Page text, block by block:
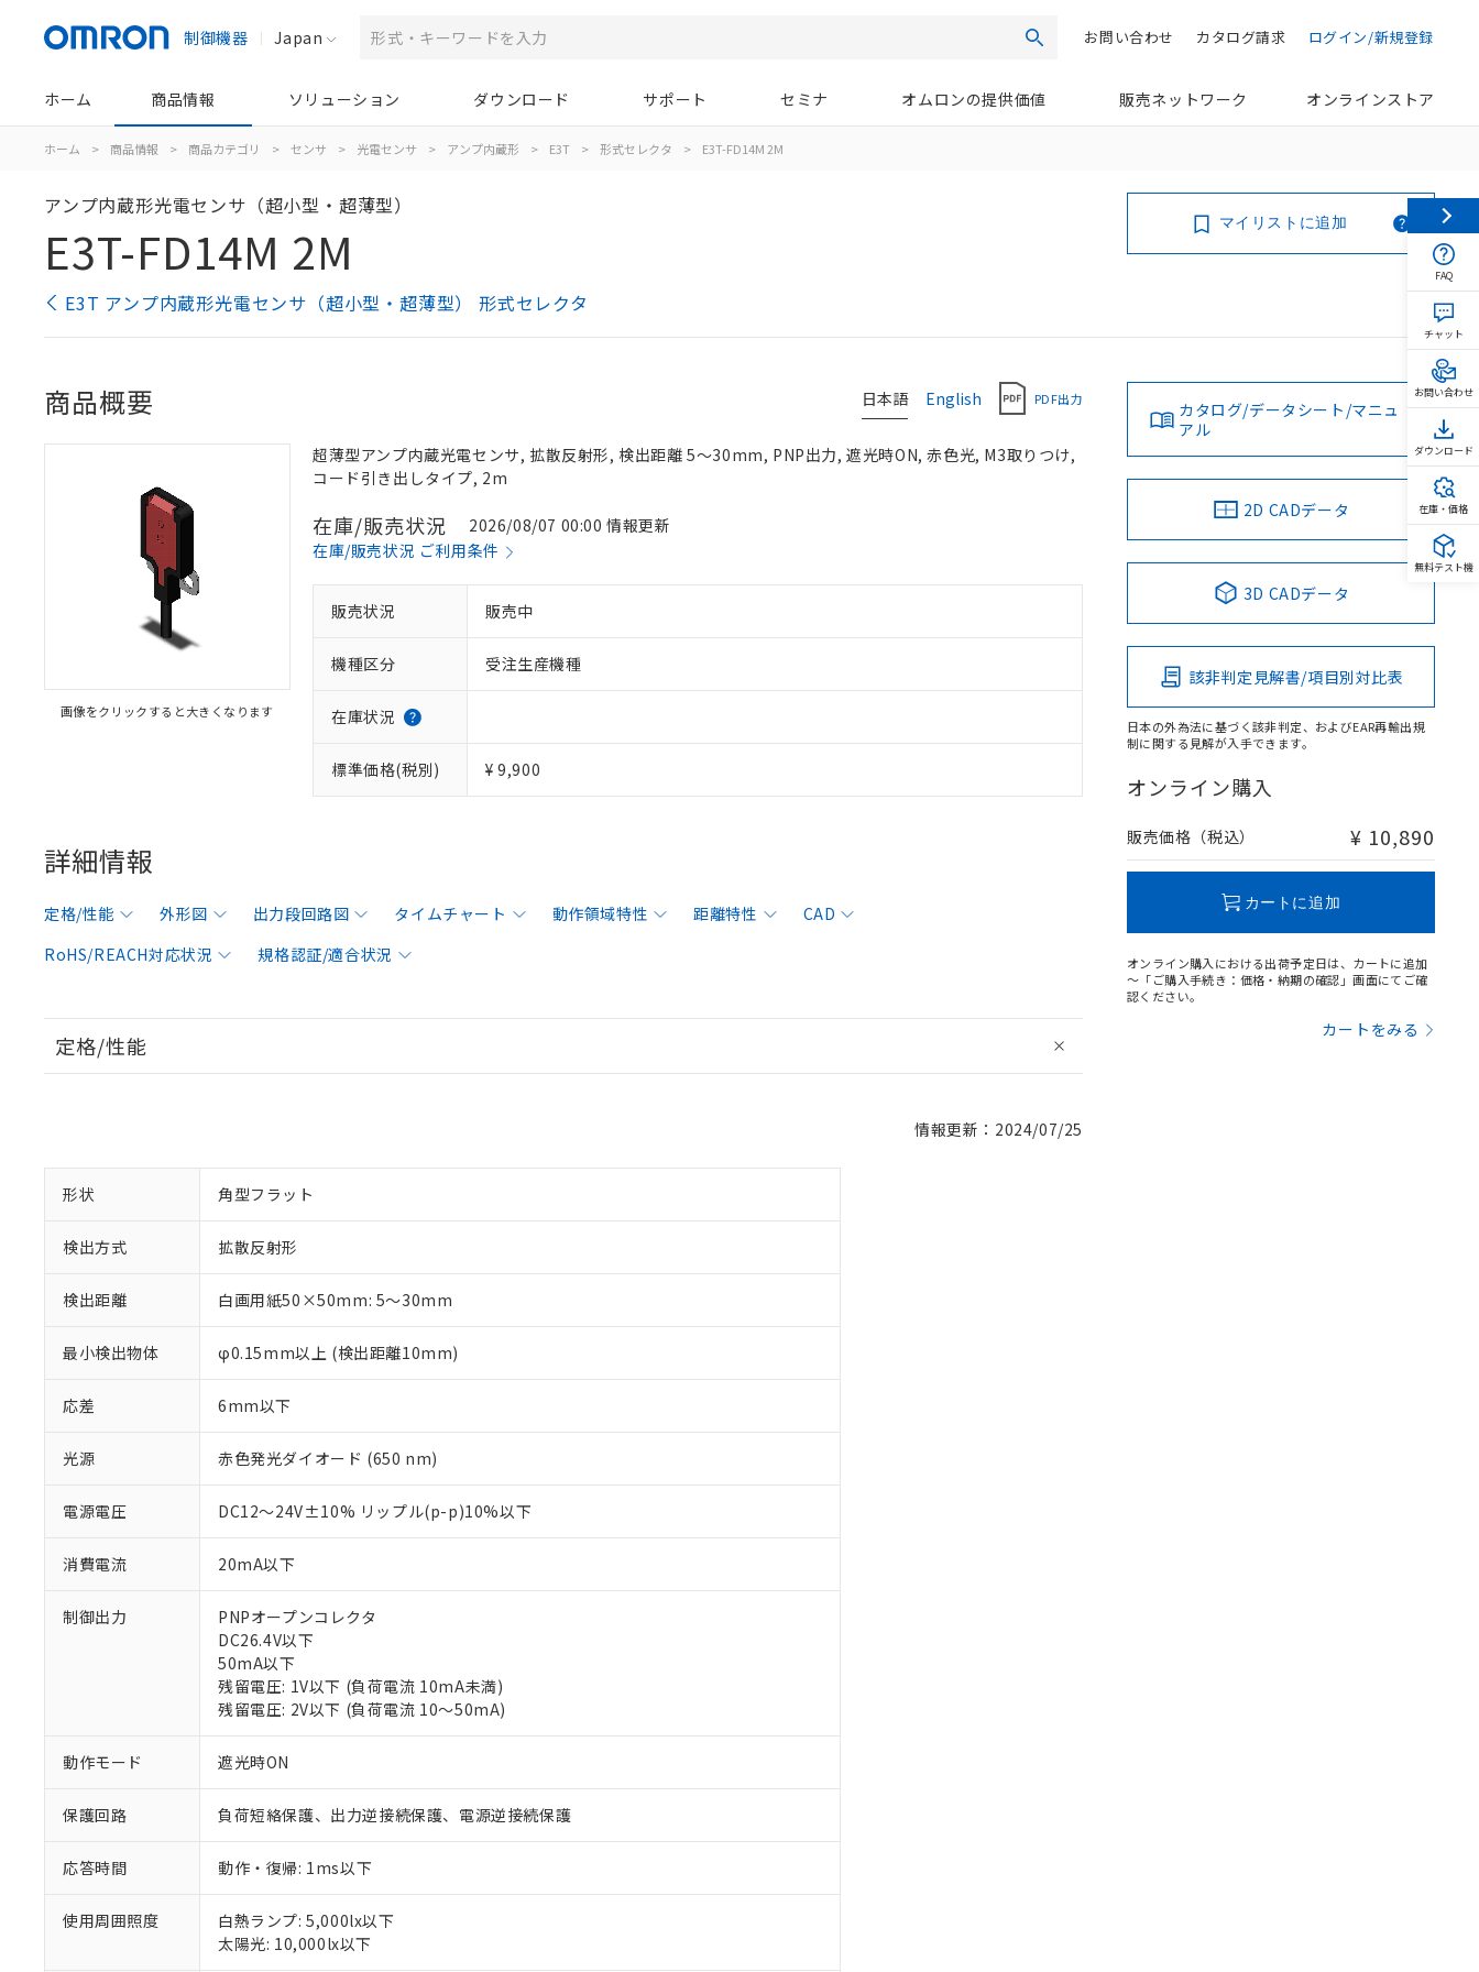
制御機器 Japan 検索 ログイン/新規登録
カタログ請求
お問い合わせ
ホーム 商品情報 ソリューション ダウンロード サポート セミナ オムロンの提供価値 販売ネットワーク オンラインストア
ホーム > 商品情報 > 商品カテゴリ > センサ > 光電センサ > アンプ内蔵形 > E3T > 形式セレクタ > E3T-FD14M 2M
アンプ内蔵形光電センサ（超小型・超薄型）
E3T-FD14M 2M
E3T アンプ内蔵形光電センサ（超小型・超薄型） 形式セレクタ
マイリストに追加
日本語 English PDF出力
商品概要
画像をクリックすると大きくなります
超薄型アンプ内蔵光電センサ, 拡散反射形, 検出距離 5～30mm, PNP出力, 遮光時ON, 赤色光, M3取りつけ,
コード引き出しタイプ, 2m
在庫/販売状況
2026/08/07 00:00 情報更新
在庫/販売状況 ご利用条件
販売状況 販売中
機種区分 受注生産機種
在庫状況
標準価格(税別) ¥ 9,900
詳細情報
定格/性能 外形図 出力段回路図 タイムチャート 動作領域特性 距離特性
CAD
RoHS/REACH対応状況
規格認証/適合状況
定格/性能
情報更新：2024/07/25
形状 角型フラット
検出方式 拡散反射形
検出距離 白画用紙50×50mm: 5～30mm
最小検出物体 φ0.15mm以上 (検出距離10mm)
応差 6mm以下
光源 赤色発光ダイオード (650 nm)
電源電圧 DC12～24V±10% リップル(p-p)10%以下
消費電流 20mA以下
制御出力
PNPオープンコレクタ
DC26.4V以下
50mA以下
残留電圧: 1V以下 (負荷電流 10mA未満)
残留電圧: 2V以下 (負荷電流 10～50mA)
動作モード 遮光時ON
保護回路 負荷短絡保護、出力逆接続保護、電源逆接続保護
応答時間 動作・復帰: 1ms以下
使用周囲照度
白熱ランプ: 5,000lx以下
太陽光: 10,000lx以下
カタログ/データシート/マニュ
アル
2D CADデータ
3D CADデータ
該非判定見解書/項目別対比表
日本の外為法に基づく該非判定、およびEAR再輸出規
制に関する見解が入手できます。
オンライン購入
販売価格（税込） ¥ 10,890
カートに追加
オンライン購入における出荷予定日は、カートに追加
～「ご購入手続き：価格・納期の確認」画面にてご確
認ください。
カートをみる
ご利用条件
※1 対応状況
対応予定：EU RoHS指令（10物質）の非含有に対応した製品に切り替える予定のある商品です。
対応予定なし：EU RoHS指令（10物質）の非含有に非対応の商品で、対応品を出す予定はありません。
仕入先様の事情により、非含有部品としていたものが、含有品と判明した場合などやむを得ず変更すること
があります。
*EU RoHS指令（10物質）：
※1 中国RoHS○×表
「○」：最大均質材料含有率が中国RoHSの基準値以下であることを示します。
「×」：最大均質材料含有率が中国RoHSの基準値を超えていることを示します。
FAQ
チャット
お問い合わせ
ダウンロード
在庫・価格
無料テスト機